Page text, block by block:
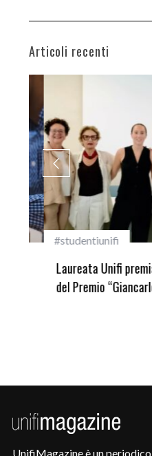
Articoli recenti
#studentiunifi
Laureata Unifi
del Premio “Giancarlo
UnifiMagazine è un